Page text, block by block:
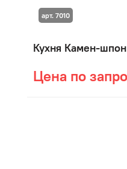
Кухня Камен-шпон
Цена по
арт. 7010